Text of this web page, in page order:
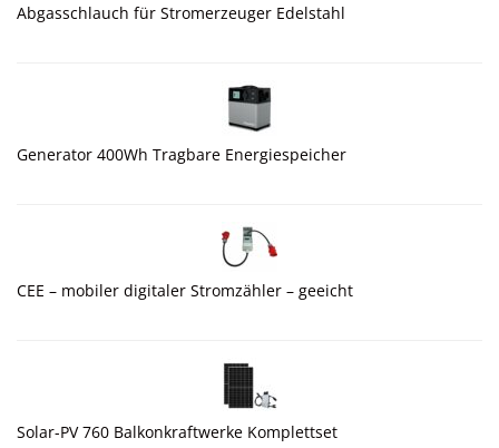
Abgasschlauch für Stromerzeuger Edelstahl
Generator 400Wh Tragbare Energiespeicher
CEE – mobiler digitaler Stromzähler – geeicht
Solar-PV 760 Balkonkraftwerke Komplettset